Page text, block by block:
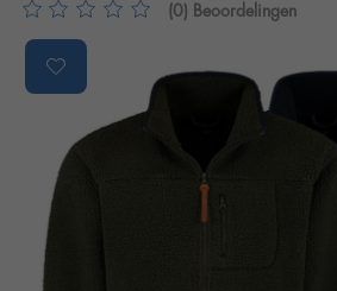
De beoordeling van dit product is0van de 5
(0) Beoordelingen
Product image slideshow Items